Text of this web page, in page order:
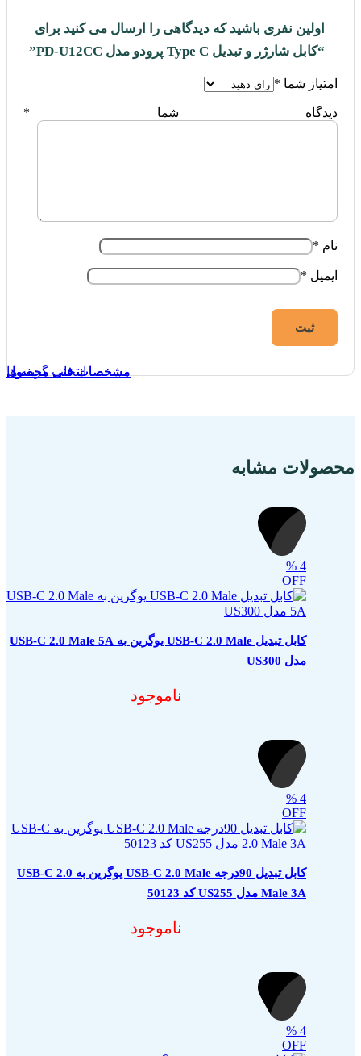
اولین نفری باشید که دیدگاهی را ارسال می کنید برای
“کابل شارژر و تبدیل Type C پرودو مدل PD-U12CC”
امتیاز شما *
دیدگاه شما *
نام *
ایمیل *
محصولات مشابه
4
%
OFF
انتخاب گزینه ها
کابل تبدیل USB-C 2.0 Male یوگرین به USB-C 2.0 Male 5A
مدل US300
ناموجود
4
%
OFF
مشخصات فنی محصول
کابل تبدیل 90درجه USB-C 2.0 Male یوگرین به USB-C 2.0
Male 3A مدل US255 کد 50123
ناموجود
4
%
OFF
مشخصات فنی محصول
مشخصات فنی محصول